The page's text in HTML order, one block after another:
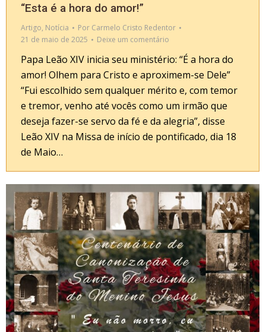
“Esta é a hora do amor!”
Artigo, Notícia Por Carmelo Cristo Redentor
21 de maio de 2025
Deixe um comentário
Papa Leão XIV inicia seu ministério: “É a hora do
amor! Olhem para Cristo e aproximem-se Dele”
“Fui escolhido sem qualquer mérito e, com temor
e tremor, venho até vocês como um irmão que
deseja fazer-se servo da fé e da alegria”, disse
Leão XIV na Missa de início de pontificado, dia 18
de Maio…